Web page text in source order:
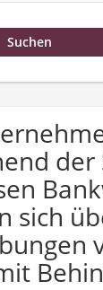
der
sich